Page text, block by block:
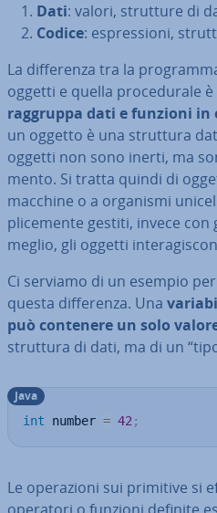
Dati: valori, strutture di
Codice: espres­sio­ni,
La dif­fe­ren­za tra la
oggetti e quella pro­ce­du­ra­le
raggruppa dati e funzioni in
un oggetto è una struttura
oggetti non sono inerti, ma
men­to. Si tratta quindi di
macchine o a organismi
pli­ce­men­te gestiti, invece con
meglio, gli oggetti
Ci serviamo di un esempio
questa dif­fe­ren­za. Una
può contenere un solo
struttura di dati, ma di un
int number = 42 ;
Java
Le ope­ra­zio­ni sui primitive si